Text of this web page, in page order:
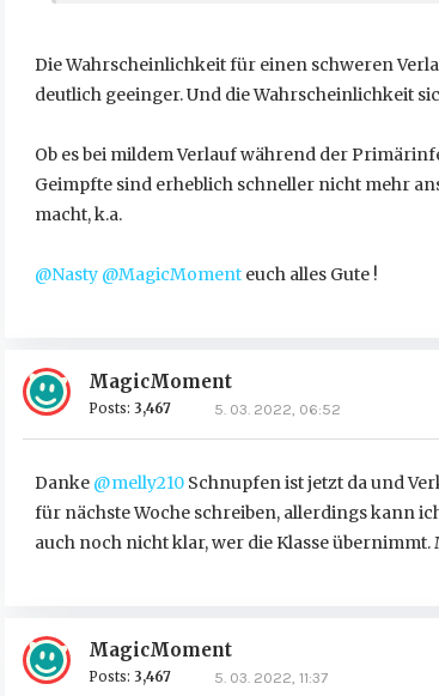
Die Wahrscheinlichkeit für einen schweren
deutlich geeinger. Und die Wahrscheinlichkeit
Ob es bei mildem Verlauf während der
Geimpfte sind erheblich schneller nicht mehr
macht, k.a.
@Nasty @MagicMomenteuch alles Gute !
MagicMoment
Posts: 3,467 5. 03. 2022, 06:52
Danke @melly210Schnupfen ist jetzt da und
für nächste Woche schreiben, allerdings kann
auch noch nicht klar, wer die Klasse
MagicMoment
Posts: 3,467 5. 03. 2022, 11:37